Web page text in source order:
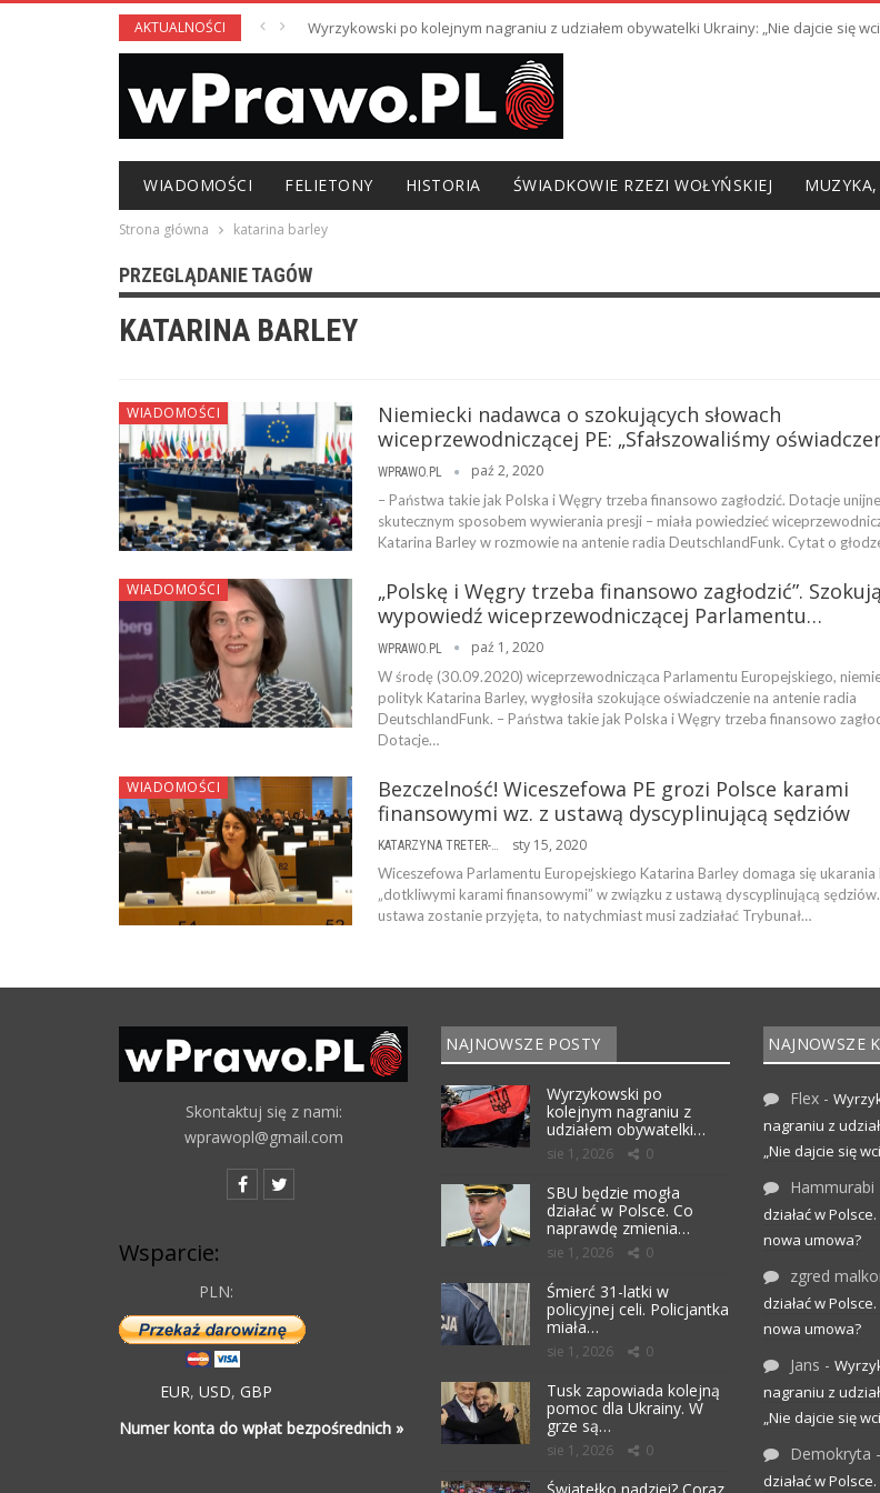
AKTUALNOŚCI Wyrzykowski po kolejnym nagraniu z udziałem obywatelki Ukrainy: „Nie dajcie się
WIADOMOŚCI FELIETONY HISTORIA ŚWIADKOWIE RZEZI WOŁYŃSKIEJ
Strona główna katarina barley
PRZEGLĄDANIE TAGÓW
KATARINA BARLEY
WIADOMOŚCI
Niemiecki nadawca o szokujących słowach
wiceprzewodniczącej PE: „Sfałszowaliśmy
WPRAWO.PL paź 2, 2020
– Państwa takie jak Polska i Węgry trzeba finansowo zagłodzić. Dotacje
skutecznym sposobem wywierania presji – miała powiedzieć
Katarina Barley w rozmowie na antenie radia DeutschlandFunk. Cytat o
WIADOMOŚCI
„Polskę i Węgry trzeba finansowo zagłodzić”.
wypowiedź wiceprzewodniczącej Parlamentu…
WPRAWO.PL paź 1, 2020
W środę (30.09.2020) wiceprzewodnicząca Parlamentu Europejskiego,
polityk Katarina Barley, wygłosiła szokujące oświadczenie na antenie radia
DeutschlandFunk. – Państwa takie jak Polska i Węgry trzeba finansowo
Dotacje…
WIADOMOŚCI
Bezczelność! Wiceszefowa PE grozi Polsce karami
finansowymi wz. z ustawą dyscyplinującą sędziów
KATARZYNA TRETER-SIERPIŃSKA sty 15, 2020
Wiceszefowa Parlamentu Europejskiego Katarina Barley domaga się ukarania
„dotkliwymi karami finansowymi” w związku z ustawą dyscyplinującą
ustawa zostanie przyjęta, to natychmiast musi zadziałać Trybunał…
Skontaktuj się z nami:
wprawopl@gmail.com
Wsparcie:
PLN:
EUR, USD, GBP
Numer konta do wpłat bezpośrednich »
NAJNOWSZE POSTY
Wyrzykowski po
kolejnym nagraniu z
udziałem obywatelki…
sie 1, 2026 0
SBU będzie mogła
działać w Polsce. Co
naprawdę zmienia…
sie 1, 2026 0
Śmierć 31-latki w
policyjnej celi. Policjantka
miała…
sie 1, 2026 0
Tusk zapowiada kolejną
pomoc dla Ukrainy. W
grze są…
sie 1, 2026 0
NAJNOWSZE
Flex -
nagraniu z
„Nie dajcie się
Hammurabi
działać w
nowa umowa?
zgred
działać w
nowa umowa?
Jans -
nagraniu z
„Nie dajcie się
Demokryta -
działać w